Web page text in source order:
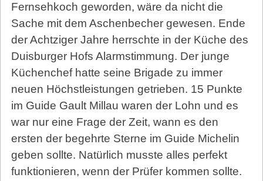
Fernsehkoch geworden, wäre da nicht die
Sache mit dem Aschenbecher gewesen. Ende
der Achtziger Jahre herrschte in der Küche des
Duisburger Hofs Alarmstimmung. Der junge
Küchenchef hatte seine Brigade zu immer
neuen Höchstleistungen getrieben. 15 Punkte
im Guide Gault Millau waren der Lohn und es
war nur eine Frage der Zeit, wann es den
ersten der begehrte Sterne im Guide Michelin
geben sollte. Natürlich musste alles perfekt
funktionieren, wenn der Prüfer kommen sollte.